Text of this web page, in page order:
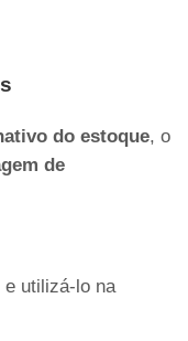
do estoque, o
de
e utilizá-lo na